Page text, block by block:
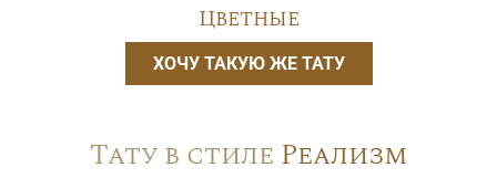
Цветные
ХОЧУ ТАКУЮ ЖЕ ТАТУ
Тату в стиле Реализм